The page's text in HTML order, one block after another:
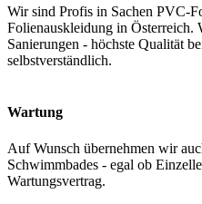
Wir sind Profis in Sachen PVC-
Folienauskleidung in Österreich.
Sanierungen - höchste Qualität
selbstverständlich.
Wartung
Auf Wunsch übernehmen wir
Schwimmbades - egal ob
Wartungsvertrag.